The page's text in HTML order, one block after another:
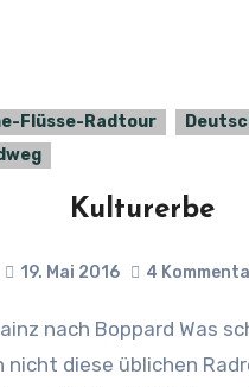
Flüsse-Radtour
Kulturerbe
19. Mai 2016 4
nicht diese üblichen